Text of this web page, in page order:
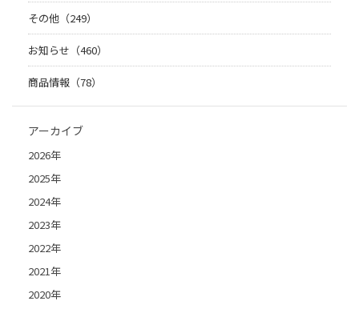
その他（249）
お知らせ（460）
商品情報（78）
アーカイブ
2026年
2025年
2024年
2023年
2022年
2021年
2020年